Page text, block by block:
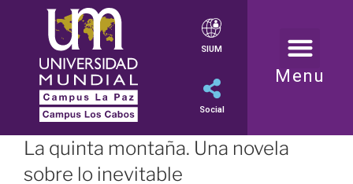
SIUM
Social
Menu
La quinta montaña. Una novela
sobre lo inevitable